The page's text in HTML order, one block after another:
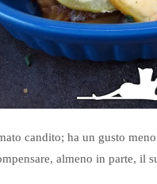
candito; ha un gusto
almeno in parte, il